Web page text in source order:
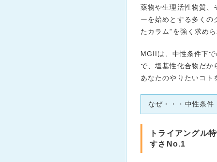
薬物や生理活性物質、
ーを始めとする多くの
たカラム”を強く求め
MGIIは、中性条件下
で、塩基性化合物だか
あなたのやりたいコト
なぜ・・・中性条
トライアングル
すさNo.1